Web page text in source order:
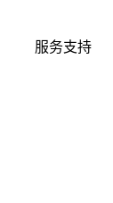
服务支持